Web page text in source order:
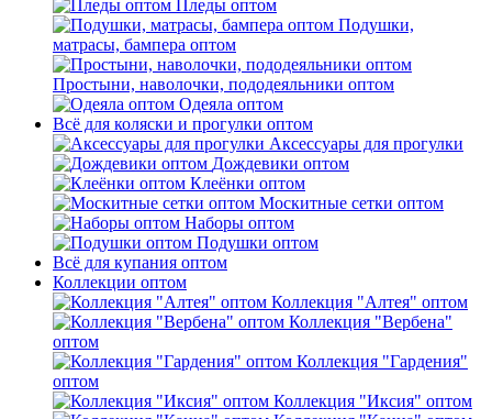
Пледы оптом
Подушки,
матрасы, бампера оптом
Простыни, наволочки, пододеяльники оптом
Одеяла оптом
Всё для коляски и прогулки оптом
Аксессуары для прогулки
Дождевики оптом
Клеёнки оптом
Москитные сетки оптом
Наборы оптом
Подушки оптом
Всё для купания оптом
Коллекции оптом
Коллекция "Алтея" оптом
Коллекция "Вербена"
оптом
Коллекция "Гардения"
оптом
Коллекция "Иксия" оптом